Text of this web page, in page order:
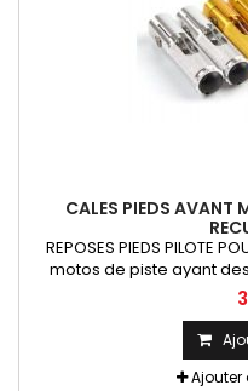
CALES PIEDS AVANT
REPOSES PIEDS PILOTE
motos de piste ayant